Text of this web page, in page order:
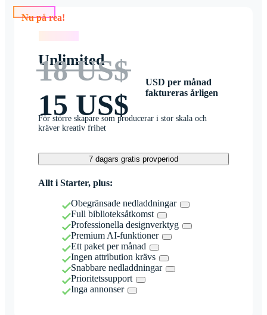
Nu på rea!
Unlimited
18 US$
15 US$
USD per månad
faktureras årligen
För större skapare som producerar i stor skala och
kräver kreativ frihet
7 dagars gratis provperiod
Allt i Starter, plus:
Obegränsade nedladdningar
Full biblioteksåtkomst
Professionella designverktyg
Premium AI-funktioner
Ett paket per månad
Ingen attribution krävs
Snabbare nedladdningar
Prioritetssupport
Inga annonser